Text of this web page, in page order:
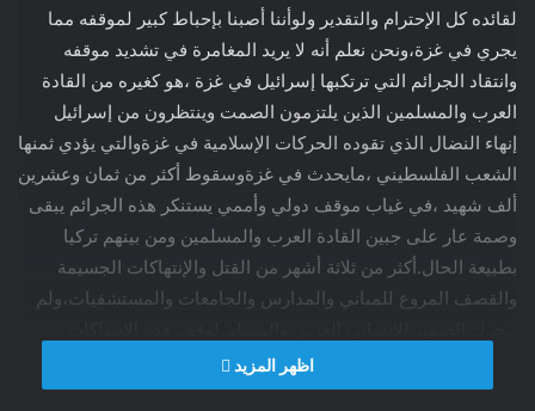
لقائده كل الإحترام والتقدير ولوأننا أصبنا بإحباط كبير لموقفه مما
يجري في غزة،ونحن نعلم أنه لا يريد المغامرة في تشديد موقفه
وانتقاد الجرائم التي ترتكبها إسرائيل في غزة ،هو كغيره من القادة
العرب والمسلمين الذين يلتزمون الصمت وينتظرون من إسرائيل
إنهاء النضال الذي تقوده الحركات الإسلامية في غزةوالتي يؤدي ثمنها
الشعب الفلسطيني ،مايحدث في غزةوسقوط أكثر من ثمان وعشرين
ألف شهيد ،في غياب موقف دولي وأممي يستنكر هذه الجرائم يبقى
وصمة عار على جبين القادة العرب والمسلمين ومن بينهم تركيا
بطبيعة الحال.أكثر من ثلاثة أشهر من القتل والإنتهاكات الجسيمة
والقصف المروع للمباني والمدارس والجامعات والمستشفيات،ولم
الجسيمة.في تركيا التي كنت مرغما لزيارتها لاستكمال العلاج الذي
بدأته لأكثر من أربعة أشهر ،صادف مقامي اعتقال مجموعة من
اظهر المزيد